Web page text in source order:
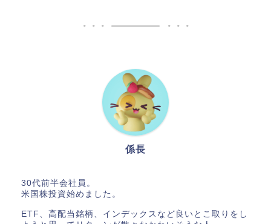
係長
30代前半会社員。
米国株投資始めました。
ETF、高配当銘柄、インデックスなど良いとこ取りをし